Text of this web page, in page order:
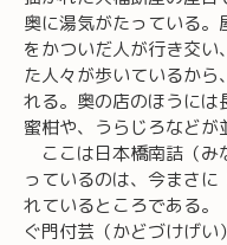
奥に湯気がたっている。
をかついだ人が行き交
た人々が歩いているか
れる。奥の店のほうには
蜜柑や、うらじろなどが
ここは日本橋南詰（み
っているのは、今まさ
れているところである。
ぐ門付芸（かどづけげい）